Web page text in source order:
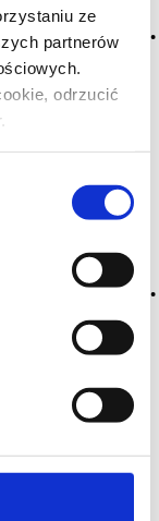
ze
partnerów
odrzucić
winnicy wynosi
zaledwie
średnio
produkcji
Francji.
dostępne